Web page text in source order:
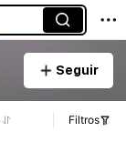
Seguir
Filtros